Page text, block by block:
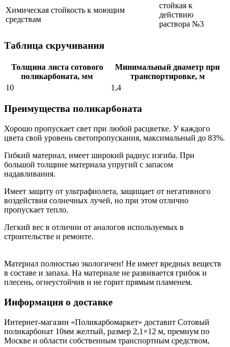
Химическая стойкость к моющим
средствам
стойкая к
действию
раствора №3
Таблица скручивания
Толщина листа сотового
поликарбоната, мм
Минимальный диаметр при
транспортировке, м
10
1,4
Преимущества поликарбоната
Хорошо пропускает свет при любой расцветке. У каждого
цвета свой уровень светопропускания, максимальный до 83%.
Гибкий материал, имеет широкий радиус изгиба. При
большой толщине материала упругий с запасом
надавливания.
Имеет защиту от ультрафиолета, защищает от негативного
воздействия солнечных лучей, но при этом отлично
пропускает тепло.
Легкий вес в отличии от аналогов используемых в
строительстве и ремонте.
Материал полностью экологичен! Не имеет вредных веществ
в составе и запаха. На материале не развивается грибок и
плесень, огнеустойчив и не горит прямым пламенем.
Информация о доставке
Интернет-магазин «Поликарбомаркет» доставит Сотовый
поликарбонат 10мм желтый, размер 2,1×12 м, премиум по
Москве и области собственным транспортным средством,